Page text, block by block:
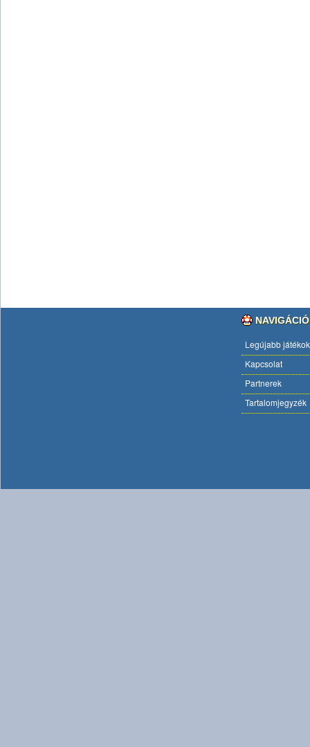
Legújabb játékok
Kapcsolat
Partnerek
Tartalomjegyzék